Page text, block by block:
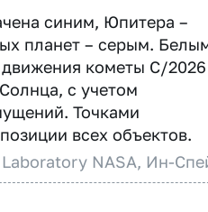
синим, Юпитера –
планет – серым.
движения кометы C/
с учетом
Точками
всех объектов.
NASA, Ин-